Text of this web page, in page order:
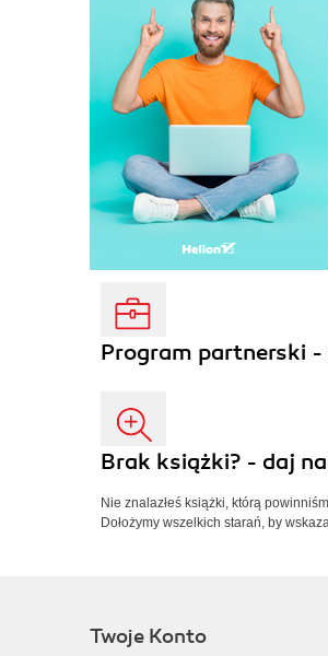
Program partnerski -
Brak książki? - daj
Nie znalazłeś książki, którą
Dołożymy wszelkich starań, by
Twoje Konto